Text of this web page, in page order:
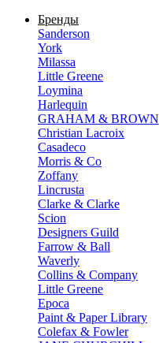
Бренды
Sanderson
York
Milassa
Little Greene
Loymina
Harlequin
GRAHAM & BROWN
Christian Lacroix
Casadeco
Morris & Co
Zoffany
Lincrusta
Clarke & Clarke
Scion
Designers Guild
Farrow & Ball
Waverly
Collins & Company
Little Greene
Epoca
Paint & Paper Library
Colefax & Fowler